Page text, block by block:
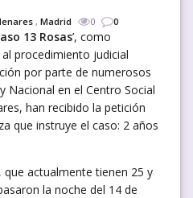
, Madrid 0 0
13 Rosas’, como
procedimiento judicial
por parte de numerosos
Nacional en el Centro Social
han recibido la petición
que instruye el caso: 2 años
que actualmente tienen 25 y
la noche del 14 de